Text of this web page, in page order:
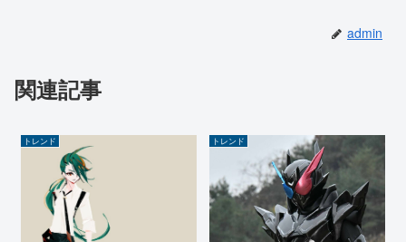
admin
関連記事
トレンド トレンド